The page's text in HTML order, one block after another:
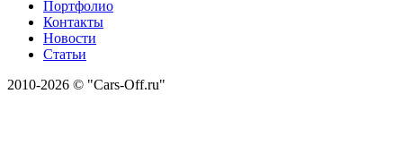
Портфолио
Контакты
Новости
Статьи
2010-2026 © "Cars-Off.ru"